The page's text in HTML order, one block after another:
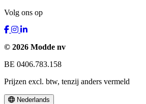
Volg ons op
© 2026 Modde nv
BE 0406.783.158
Prijzen excl. btw, tenzij anders vermeld
Nederlands